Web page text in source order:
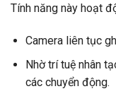
Tính năng này hoạt
Camera liên tục
Nhờ trí tuệ nhân
các chuyển động.